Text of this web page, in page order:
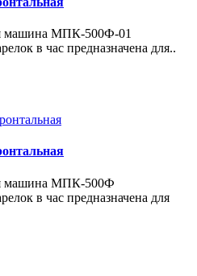
машина МПК-500Ф-01
в час предназначена для..
машина МПК-500Ф
в час предназначена для